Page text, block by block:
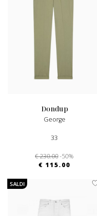
dondup
George
33
€ 230.00-50%
€ 115.00
SALDI